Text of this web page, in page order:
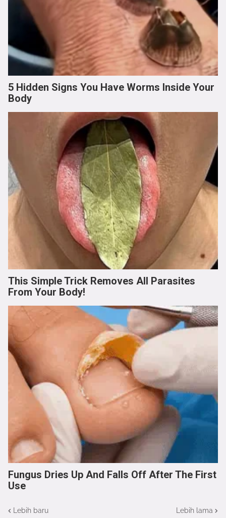
5 Hidden Signs You Have Worms Inside Your
Body
This Simple Trick Removes All Parasites
From Your Body!
Fungus Dries Up And Falls Off After The First
Use
Lebih baru Lebih lama